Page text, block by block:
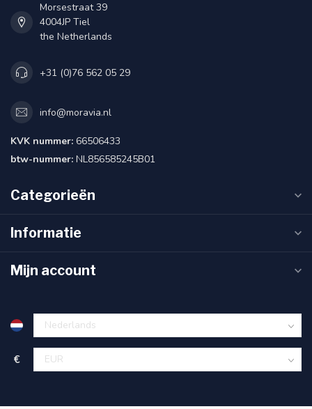
Morsestraat 39
4004JP Tiel
the Netherlands
+31 (0)76 562 05 29
info@moravia.nl
KVK nummer: 66506433
btw-nummer: NL856585245B01
Categorieën
Informatie
Mijn account
€